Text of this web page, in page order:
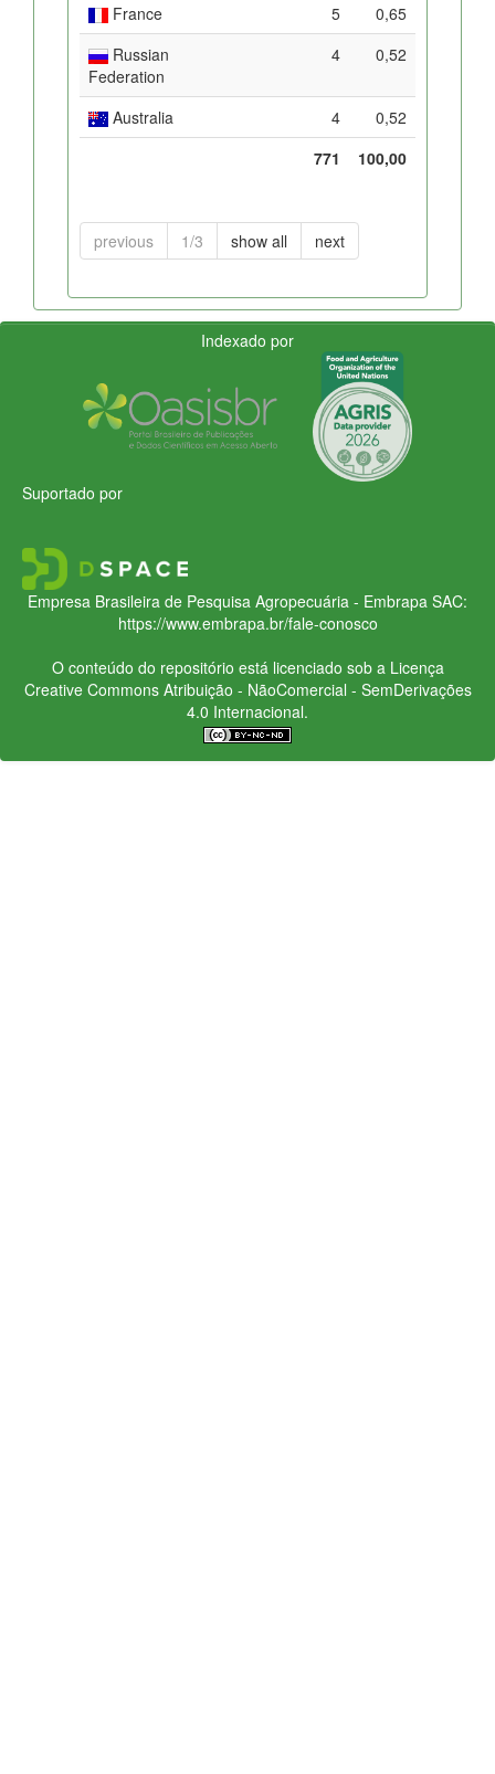
France
5
0,65
Russian
Federation
4 0,52
Australia 4
0,52
771
100,00
previous 1/3 show all next
Indexado por
Suportado por
Empresa Brasileira de Pesquisa Agropecuária - Embrapa SAC:
https://www.embrapa.br/fale-conosco
O conteúdo do repositório está licenciado sob a Licença
Creative CommonsAtribuição - NãoComercial - SemDerivações
4.0 Internacional.